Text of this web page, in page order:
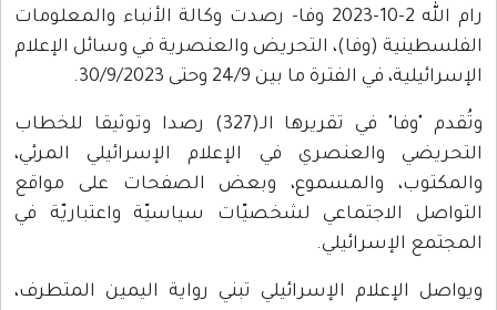
رام الله 2-10-2023 وفا- رصدت وكالة الأنباء والمعلومات
الفلسطينية (وفا)، التحريض والعنصرية في وسائل الإعلام
الإسرائيلية، في الفترة ما بين 24/9 وحتى 30/9/2023.
وتُقدم "وفا" في تقريرها الـ(327) رصدا وتوثيقا للخطاب
التحريضي والعنصري في الإعلام الإسرائيلي المرئي،
والمكتوب، والمسموع، وبعض الصفحات على مواقع
التواصل الاجتماعي لشخصيّات سياسيّة واعتباريّة في
المجتمع الإسرائيلي.
ويواصل الإعلام الإسرائيلي تبني رواية اليمين المتطرف،